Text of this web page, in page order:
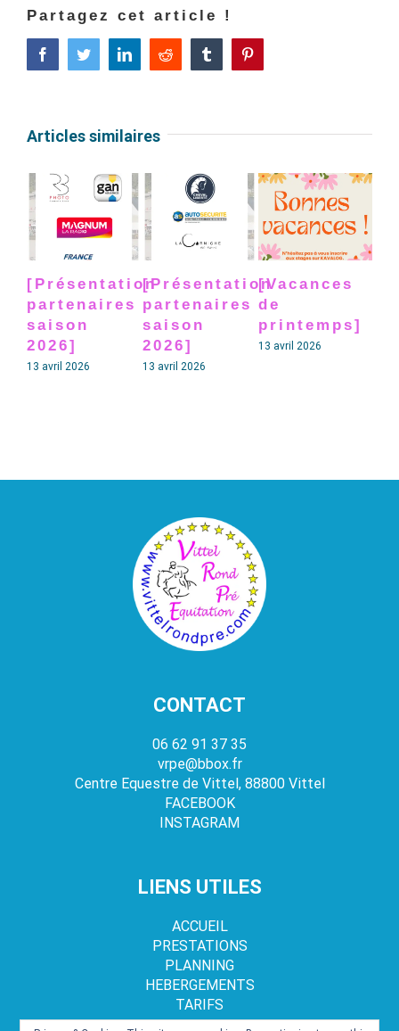
Partagez cet article !
FacebookTwitterLinkedInReddit Tumblr
Articles similaires
[Présentation
partenaires
saison
2026]
13 avril 2026
[Présentation
partenaires
saison
2026]
13 avril 2026
[Vacances
de
printemps]
13 avril 2026
CONTACT
06 62 91 37 35
vrpe@bbox.fr
Centre Equestre de Vittel, 88800 Vittel
FACEBOOK
INSTAGRAM
LIENS UTILES
ACCUEIL
PRESTATIONS
PLANNING
HEBERGEMENTS
TARIFS